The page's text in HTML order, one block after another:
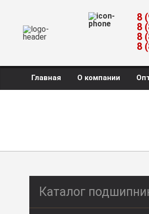
8
8
8
8
Главная О компании
Каталог